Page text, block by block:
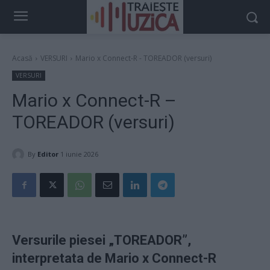
Acasă VERSURI Mario x Connect-R - TOREADOR (versuri)
VERSURI
Mario x Connect-R –
TOREADOR (versuri)
By Editor 1 iunie 2026
Versurile piesei „TOREADOR”,
interpretata de Mario x Connect-R